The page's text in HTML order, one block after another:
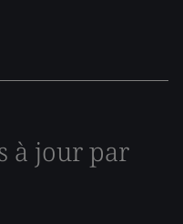
à jour par